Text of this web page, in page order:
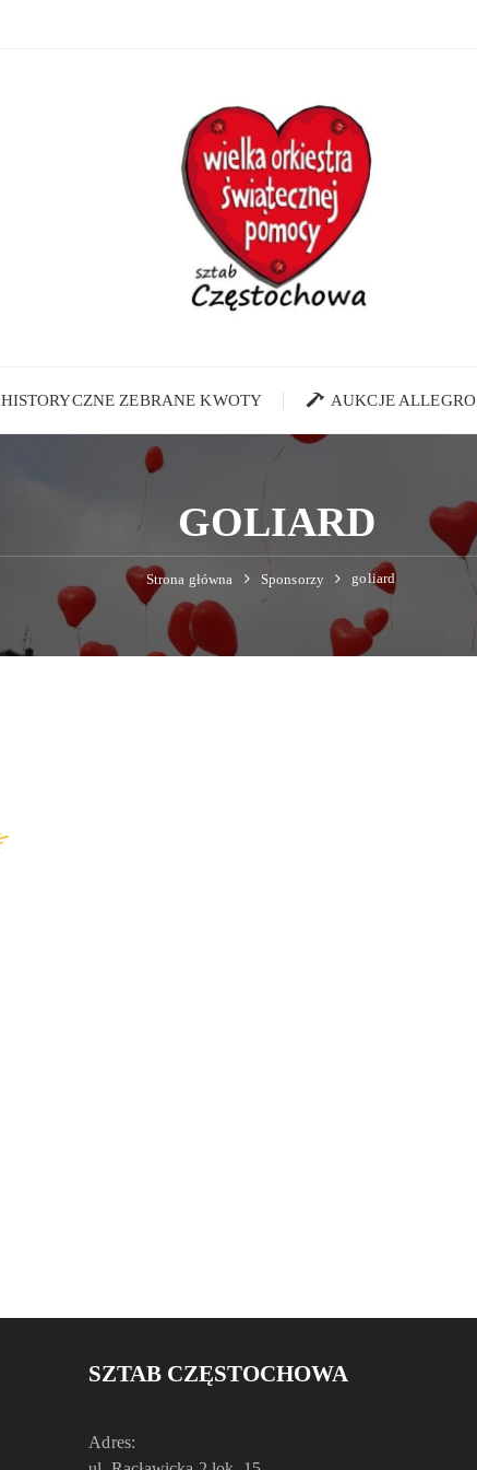
HISTORYCZNE ZEBRANE KWOTY AUKCJE ALLEGRO
GOLIARD
Strona główna Sponsorzy goliard
SZTAB CZĘSTOCHOWA
Adres: